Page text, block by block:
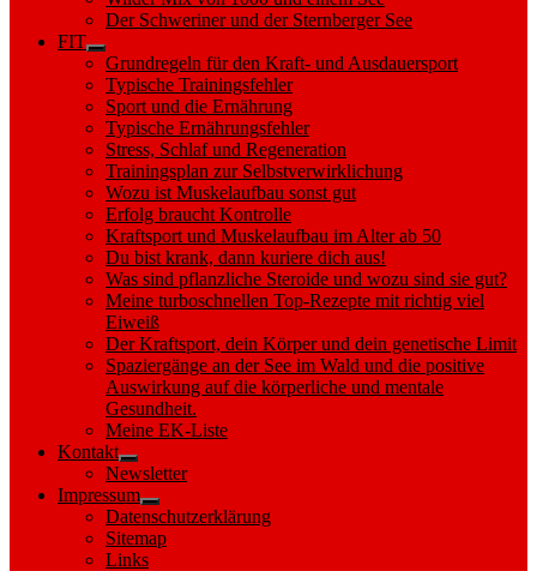
Der Schweriner und der Sternberger See
FIT
Show
sub
menu
Grundregeln für den Kraft- und Ausdauersport
Typische Trainingsfehler
Sport und die Ernährung
Typische Ernährungsfehler
Stress, Schlaf und Regeneration
Trainingsplan zur Selbstverwirklichung
Wozu ist Muskelaufbau sonst gut
Erfolg braucht Kontrolle
Kraftsport und Muskelaufbau im Alter ab 50
Du bist krank, dann kuriere dich aus!
Was sind pflanzliche Steroide und wozu sind sie gut?
Meine turboschnellen Top-Rezepte mit richtig viel
Eiweiß
Der Kraftsport, dein Körper und dein genetische Limit
Spaziergänge an der See im Wald und die positive
Auswirkung auf die körperliche und mentale
Gesundheit.
Meine EK-Liste
Kontakt
Show
sub
menu
Newsletter
Impressum
Show
sub
menu
Datenschutzerklärung
Sitemap
Links